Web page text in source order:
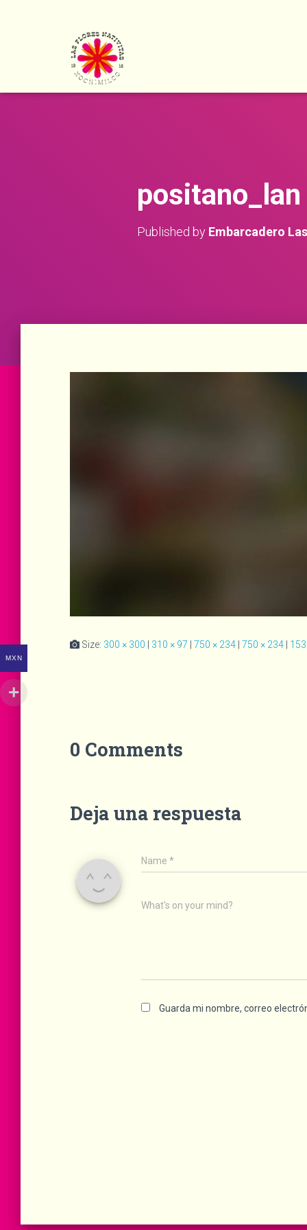
positano_lan
Published by Embarcadero
Size: 300 × 300 310 × 97 750 × 234 750 × 234
0 Comments
Deja una respuesta
Name *
What's on your mind?
Guarda mi nombre, correo
MXN